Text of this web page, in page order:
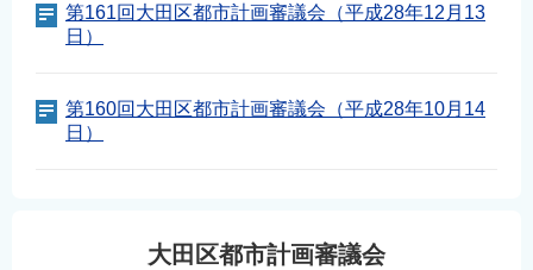
第161回大田区都市計画審議会（平成28年12月13
日）
第160回大田区都市計画審議会（平成28年10月14
日）
大田区都市計画審議会